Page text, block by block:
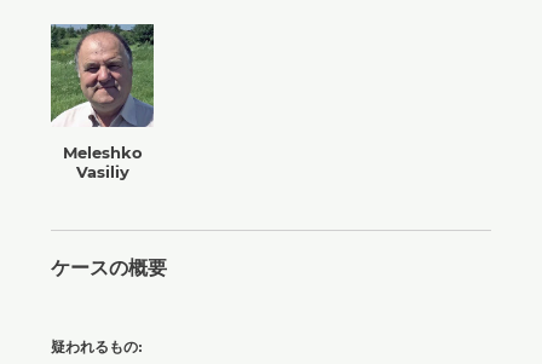
Meleshko
Vasiliy
ケースの概要
疑われるもの: